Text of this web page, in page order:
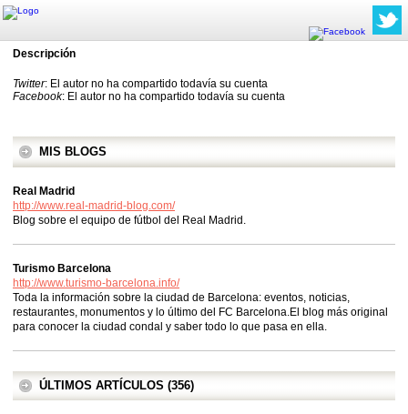
Descripción
Twitter: El autor no ha compartido todavía su cuenta
Facebook: El autor no ha compartido todavía su cuenta
MIS BLOGS
Real Madrid
http://www.real-madrid-blog.com/
Blog sobre el equipo de fútbol del Real Madrid.
Turismo Barcelona
http://www.turismo-barcelona.info/
Toda la información sobre la ciudad de Barcelona: eventos, noticias,
restaurantes, monumentos y lo último del FC Barcelona.El blog más original
para conocer la ciudad condal y saber todo lo que pasa en ella.
ÚLTIMOS ARTÍCULOS (356)